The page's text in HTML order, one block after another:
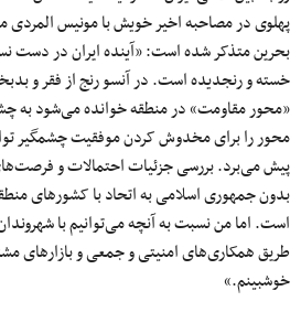
پهلوی در مصاحبه اخیر خویش با مونیس المردی
بحرین متذکر شده است: «آینده ایران در
خسته و رنجدیده است. در آنسو رنج از فقر و
«محور مقاومت» در منطقه خوانده می‌شود به
محور را برای مخدوش کردن موفقیت چشمگیر
پیش می‌برد. بررسی جزئیات احتمالات و
بدون جمهوری اسلامی به اتحاد با کشورهای
است. اما من نسبت به آنچه می‌توانیم با
طریق همکاری‌های امنیتی و جمعی و بازارهای
خوشبینم.»